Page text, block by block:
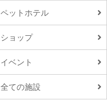
ペットホテル
ショップ
イベント
全ての施設